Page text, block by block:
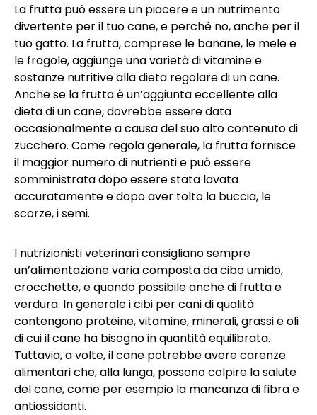
La frutta può essere un piacere e un nutrimento
divertente per il tuo cane, e perché no, anche per il
tuo gatto. La frutta, comprese le banane, le mele e
le fragole,aggiunge una varietà di vitamine e
sostanze nutritive alla dieta regolare di un cane.
Anche se la frutta è un’aggiunta eccellente alla
dieta di un cane,dovrebbe essere data
occasionalmente a causa del suo alto contenuto di
zucchero. Come regola generale, la frutta fornisce
il maggior numero di nutrienti e può essere
somministrata dopo essere stata lavata
accuratamente e dopo aver tolto la buccia, le
scorze, i semi.
I nutrizionisti veterinari consigliano sempre
un’alimentazione varia composta da cibo umido,
crocchette, e quando possibile anche di frutta e
verdura. In generale i cibi per cani di qualità
contengono proteine, vitamine, minerali, grassi e oli
di cui il cane ha bisogno in quantità equilibrata.
Tuttavia, a volte, il cane potrebbe avere carenze
alimentari che, alla lunga, possono colpire la salute
del cane, come per esempio la mancanza di fibra e
antiossidanti.